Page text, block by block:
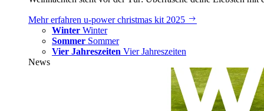
Mehr erfahren u‑power christmas kit 2025
Winter Winter
Sommer Sommer
Vier Jahreszeiten Vier Jahreszeiten
News